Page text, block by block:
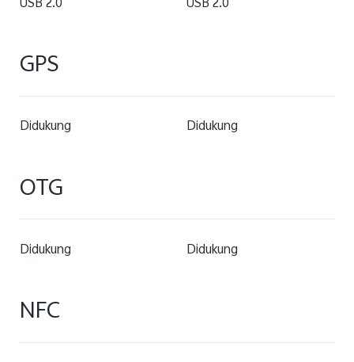
USB 2.0 USB 2.0
GPS
Didukung Didukung
OTG
Didukung Didukung
NFC